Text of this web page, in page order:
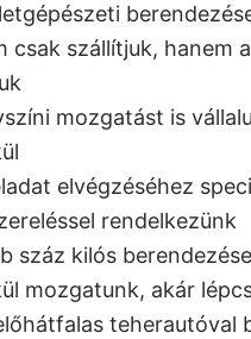
csak szállítjuk, hanem
mozgatást is
elvégzéséhez
rendelkezünk
száz kilós
mozgatunk, akár
teherautóval